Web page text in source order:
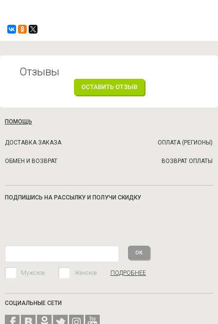
Отзывы
ОСТАВИТЬ ОТЗЫВ
ПОМОЩЬ
ДОСТАВКА ЗАКАЗА ОПЛАТА (РЕГИОНЫ)
ОБМЕН И ВОЗВРАТ ВОЗВРАТ ОПЛАТЫ
ПОДПИШИСЬ НА РАССЫЛКУ И ПОЛУЧИ СКИДКУ
Мужское Женское ПОДРОБНЕЕ
СОЦИАЛЬНЫЕ СЕТИ